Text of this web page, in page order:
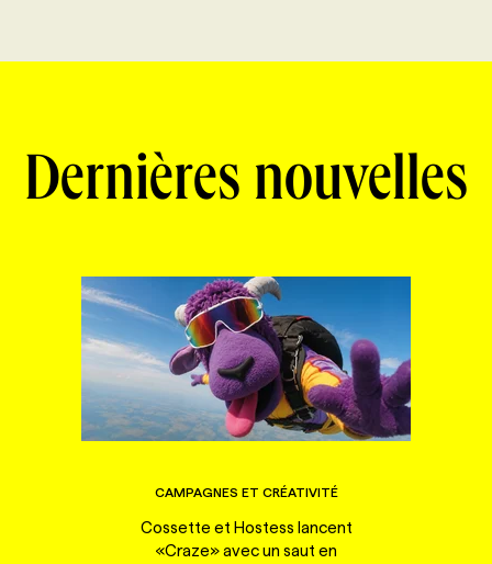
Dernières nouvelles
CAMPAGNES ET CRÉATIVITÉ
Cossette et Hostess lancent
«Craze» avec un saut en